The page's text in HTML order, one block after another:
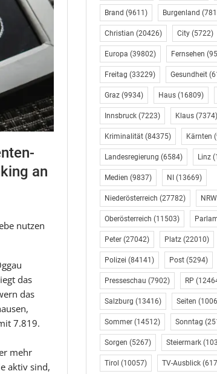
an
nutzen
das
das
7.819.
mehr
aktiv sind,
Brand (9611) Burgenland
Christian (20426) City(5722)
Europa (39802) Fernsehen
Freitag (33229) Gesundheit
Graz(9934) Haus(16809)
Innsbruck(7223) Klaus(7374)
Kriminalität(84375) Kärnten
Landesregierung (6584) Linz
Medien (9837) NI (13669)
Niederösterreich (27782) NRW
Oberösterreich (11503)
Peter(27042) Platz(22010)
Polizei (84141) Post(5294)
Presseschau (7902) RP
Salzburg (13416) Seiten
Sommer(14512) Sonntag
Sorgen (5267) Steiermark
Tirol (10057) TV-Ausblick